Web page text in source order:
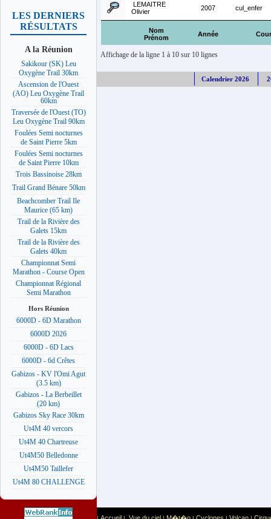
LES DERNIERS
RÉSULTATS
A la Réunion
Sakikour (SK) Leu
Oxygène Trail 30km
Ascension de l'Ouest
(AO) Leu Oxygène Trail
60km
Traversée de l'Ouest (TO)
Leu Oxygène Trail 90km
Foulées Semi nocturnes
de Saint Pierre 5km
Foulées Semi nocturnes
de Saint Pierre 10km
Trois Bassinoise 28km
Trail Grand Bénare 50km
Beachcomber Trail Ile
Maurice (65 km)
Trail de la Rivière des
Galets 15km
Trail de la Rivière des
Galets 40km
Championnat Semi
Marathon - Course Open
Championnat Régional
Semi Marathon
Hors Réunion
6000D - 6D Marathon
6000D 2026
6000D - 6D Lacs
6000D - 6d Crêtes
Gabizos - KV l'Omi Agut
(3.5 km)
Gabizos - La Berbeillet
(20 km)
Gabizos Sky Race 30km
Ut4M 40 vercors
Ut4M 40 Chartreuse
Ut4M50 Belledonne
Ut4M50 Taillefer
Ut4M 80 CHALLENGE
Nom
Prénom
Année
LEMAITRE
Olivier
2007 cul_enfer
Affichage de la ligne 1 à 10 sur 10 lignes
Calendrier 2026